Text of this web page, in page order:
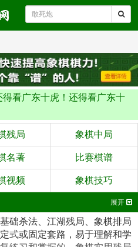
看广东十虎！还得看广东十
残局 象棋中局
名著 比赛棋谱
视频 象棋技巧
展开
础杀法、江湖残局、象棋排局
式或固定套路，易于理解和学